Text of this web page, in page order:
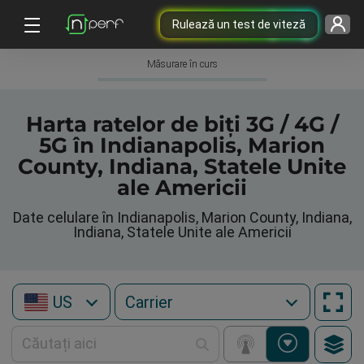
Rulează un test de viteză
Măsurare în curs
Harta ratelor de biți 3G / 4G /
5G în Indianapolis, Marion
County, Indiana, Statele Unite
ale Americii
Date celulare în Indianapolis, Marion County, Indiana,
Indiana, Statele Unite ale Americii
US